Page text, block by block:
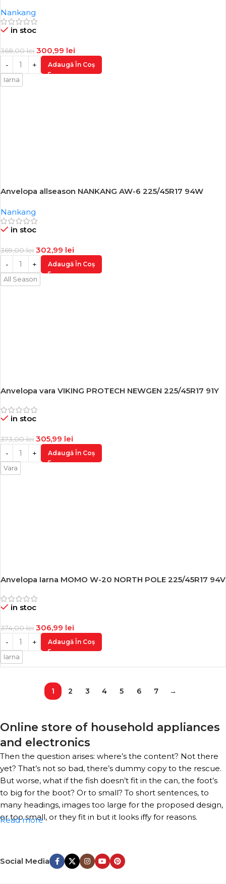
Nankang
in stoc
368,00lei 300,99 lei
Adaugă În Coș
Iarna
-18%
Anvelopa allseason NANKANG AW-6 225/45R17 94W
Nankang
in stoc
369,00lei 302,99 lei
Adaugă În Coș
All Season
-18%
Anvelopa vara VIKING PROTECH NEWGEN 225/45R17 91Y
in stoc
373,00lei 305,99 lei
Adaugă În Coș
Vara
-18%
Anvelopa Iarna MOMO W-20 NORTH POLE 225/45R17 94V
in stoc
374,00lei 306,99 lei
Adaugă În Coș
Iarna
1 2 3 4 5 6 7 →
Online store of household appliances
and electronics
Then the question arises: where’s the content? Not there
yet? That’s not so bad, there’s dummy copy to the rescue.
But worse, what if the fish doesn’t fit in the can, the foot’s
to big for the boot? Or to small? To short sentences, to
many headings, images too large for the proposed design,
or too small, or they fit in but it looks iffy for reasons.
that’s unhappy though he or her can’t quite put a finger
on it is worse. Chances are there wasn’t collaboration,
Read more
Social Media